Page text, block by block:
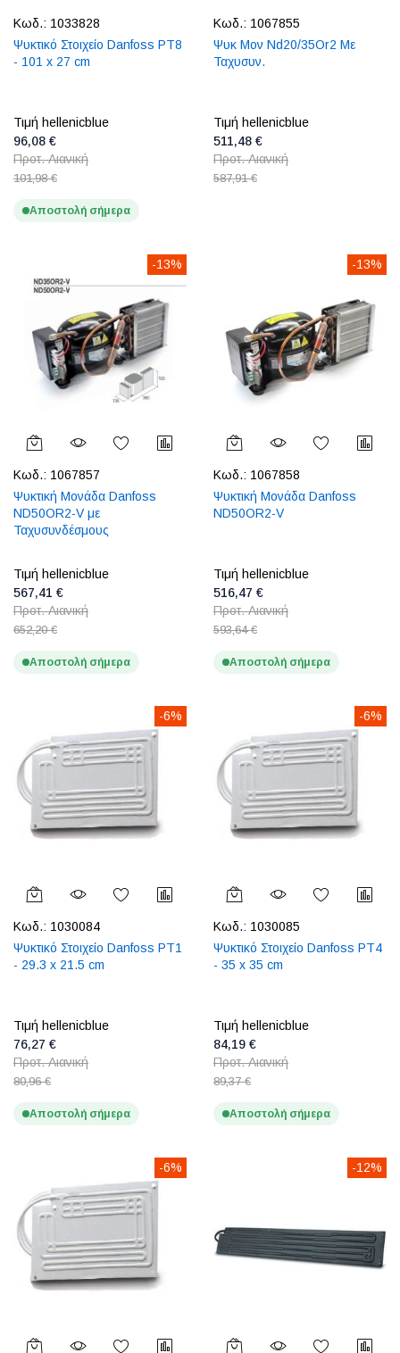
Κωδ.: 1033828
Ψυκτικό Στοιχείο Danfoss PT8
- 101 x 27 cm
Τιμή hellenicblue
96,08 €
Προτ. Λιανική
101,98 €
Αποστολή σήμερα
Κωδ.: 1067855
Ψυκ Μον Nd20/35Or2 Με
Ταχυσυν.
Τιμή hellenicblue
511,48 €
Προτ. Λιανική
587,91 €
-13%
Κωδ.: 1067857
Ψυκτική Μονάδα Danfoss
ND50OR2-V με
Ταχυσυνδέσμους
Τιμή hellenicblue
567,41 €
Προτ. Λιανική
652,20 €
Αποστολή σήμερα
-13%
Κωδ.: 1067858
Ψυκτική Μονάδα Danfoss
ND50OR2-V
Τιμή hellenicblue
516,47 €
Προτ. Λιανική
593,64 €
Αποστολή σήμερα
-6%
Κωδ.: 1030084
Ψυκτικό Στοιχείο Danfoss PT1
- 29.3 x 21.5 cm
Τιμή hellenicblue
76,27 €
Προτ. Λιανική
80,96 €
Αποστολή σήμερα
-6%
Κωδ.: 1030085
Ψυκτικό Στοιχείο Danfoss PT4
- 35 x 35 cm
Τιμή hellenicblue
84,19 €
Προτ. Λιανική
89,37 €
Αποστολή σήμερα
-6% -12%